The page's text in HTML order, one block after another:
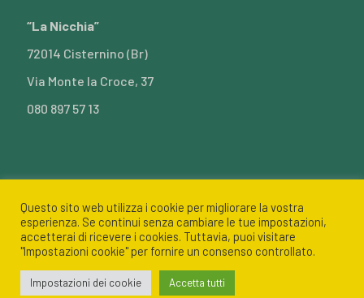
“La Nicchia”
72014 Cisternino (Br)
Via Monte la Croce, 37
080 897 57 13
Azienda Agricola Conte di Simeone Angelo - C.da Monte
Pizzuto, 18 72015 Fasano (BR) - P. Iva 02092410741
Privacy policy Contatti
Questo sito web utilizza i cookie per migliorare la vostra
esperienza. Se continui senza cambiare le tue impostazioni,
accetterai di ricevere i cookies. Tuttavia, puoi visitare
"Impostazioni cookie" per fornire un consenso controllato.
Impostazioni dei cookie Accetta tutti